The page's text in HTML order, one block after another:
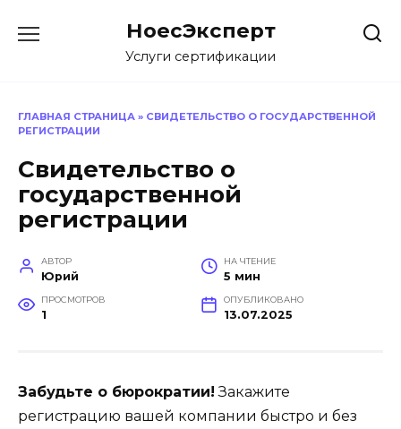
НоесЭксперт
Услуги сертификации
ГЛАВНАЯ СТРАНИЦА » СВИДЕТЕЛЬСТВО О ГОСУДАРСТВЕННОЙ
РЕГИСТРАЦИИ
Свидетельство о
государственной
регистрации
АВТОР
Юрий
НА ЧТЕНИЕ
5 мин
ПРОСМОТРОВ
1
ОПУБЛИКОВАНО
13.07.2025
Забудьте о бюрократии! Закажите
регистрацию вашей компании быстро и без